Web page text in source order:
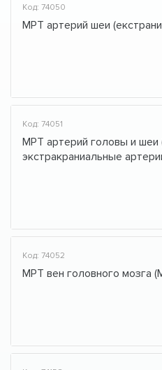
Код: 74050
МРТ артерий шеи
Код: 74051
МРТ артерий головы и шеи
экстракраниальные
Код: 74052
МРТ вен головного мозга